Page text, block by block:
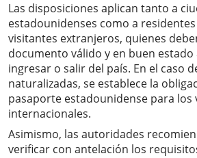
Las disposiciones aplican tanto a
estadounidenses como a
visitantes extranjeros, quienes
documento válido y en buen
ingresar o salir del país. En el caso
naturalizadas, se establece la
pasaporte estadounidense para los
internacionales.
Asimismo, las autoridades
verificar con antelación los